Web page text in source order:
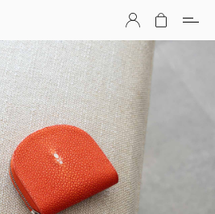
Mens Leather Store（メンズレザーストア）